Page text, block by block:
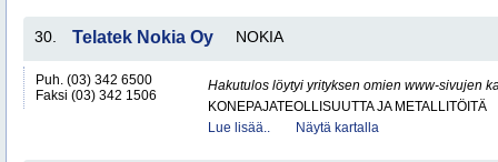
30. Telatek Nokia Oy NOKIA
Puh. (03) 342 6500
Faksi (03) 342 1506
Hakutulos löytyi yrityksen omien www-sivujen
KONEPAJATEOLLISUUTTA JA METALLITÖITÄ
Lue lisää..
Näytä kartalla